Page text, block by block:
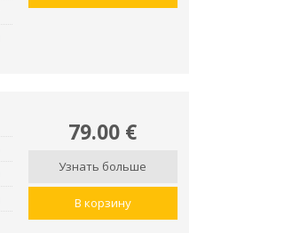
79.00 €
Узнать больше
В корзину